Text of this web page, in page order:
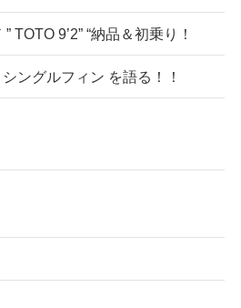
TOTO 9’2” “納品＆初乗り！
ングルフィン を語る！！